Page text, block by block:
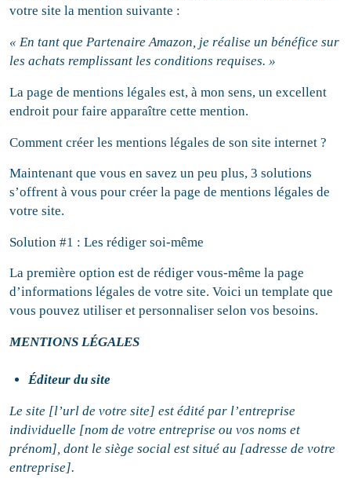
votre site la mention suivante :
« En tant que Partenaire Amazon, je réalise un bénéfice sur
les achats remplissant les conditions requises. »
La page de mentions légales est, à mon sens, un excellent
endroit pour faire apparaître cette mention.
Comment créer les mentions légales de son site internet ?
Maintenant que vous en savez un peu plus, 3 solutions
s’offrent à vous pour créer la page de mentions légales de
votre site.
Solution #1 : Les rédiger soi-même
La première option est de rédiger vous-même la page
d’informations légales de votre site. Voici un template que
vous pouvez utiliser et personnaliser selon vos besoins.
MENTIONS LÉGALES
Éditeur du site
Le site [l’url de votre site] est édité par l’entreprise
individuelle [nom de votre entreprise ou vos noms et
prénom], dont le siège social est situé au [adresse de votre
entreprise].